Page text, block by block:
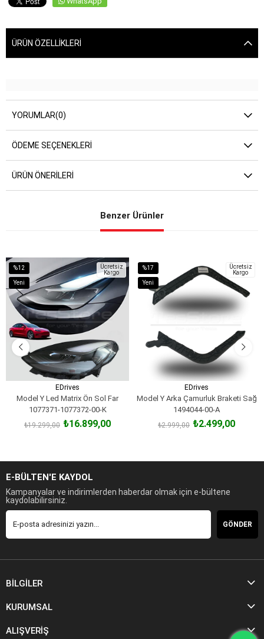
ÜRÜN ÖZELLIKLERI
YORUMLAR(0)
ÖDEME SEÇENEKLERI
ÜRÜN ÖNERILERI
Benzer Ürünler
%12
İndirim
%12İndirim
Yeni
Ürün
Ücretsiz
Kargo
EDrives
Model Y Led Matrix Ön Sol Far
1077371-1077372-00-K
₺16.899,00
₺19.299,00
%17
İndirim
%17İndirim
Yeni
Ürün
Ücretsiz
Kargo
EDrives
Model Y Arka Çamurluk Braketi Sağ
1494044-00-A
₺2.499,00
₺2.999,00
E-BÜLTEN'E KAYDOL
Kampanyalar ve indirimlerden haberdar olmak için e-bültene
kaydolabilirsiniz.
GÖNDER
BİLGİLER
KURUMSAL
ALIŞVERİŞ